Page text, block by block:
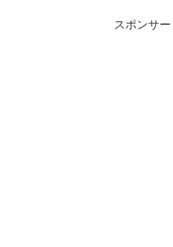
い」と評判のロングセラーにな
っています。その魅力は、💡 必
スポンサー